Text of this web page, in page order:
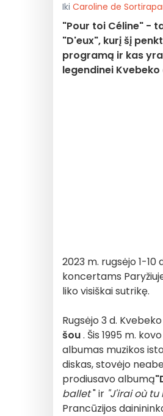
Iki Caroline de
"Pour toi Céline" -
"D'eux", kurį šį
programą ir kas
legendinei
2023 m. rugsėjo 1-10
koncertams
liko visiškai sutrikę.
Rugsėjo 3 d.
šou. Šis 1995 m.
albumas muzikos
diskas, stovėjo
prodiusavo albumą
ballet" ir "J'irai où tu
Prancūzijos